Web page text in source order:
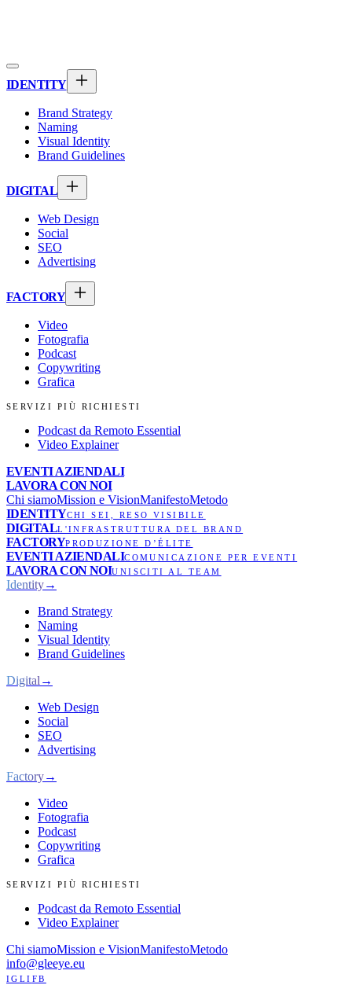
IDENTITY
Brand Strategy
Naming
Visual Identity
Brand Guidelines
DIGITAL
Web Design
Social
SEO
Advertising
FACTORY
Video
Fotografia
Podcast
Copywriting
Grafica
SERVIZI PIÙ RICHIESTI
Podcast da Remoto Essential
Video Explainer
EVENTI AZIENDALI
LAVORA CON NOI
Chi siamoMission e VisionManifestoMetodo
IDENTITYCHI SEI, RESO VISIBILE
DIGITALL'INFRASTRUTTURA DEL BRAND
FACTORYPRODUZIONE D’ÉLITE
EVENTI AZIENDALICOMUNICAZIONE PER EVENTI
LAVORA CON NOIUNISCITI AL TEAM
Identity→
Brand Strategy
Naming
Visual Identity
Brand Guidelines
Digital →
Web Design
Social
SEO
Advertising
Factory→
Video
Fotografia
Podcast
Copywriting
Grafica
SERVIZI PIÙ RICHIESTI
Podcast da Remoto Essential
Video Explainer
Chi siamoMission e VisionManifestoMetodo
info@gleeye.eu
IG LI FB